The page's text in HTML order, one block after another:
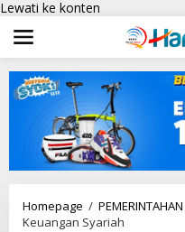
Lewati ke konten
Homepage / PEMERINTAHAN
Keuangan Syariah